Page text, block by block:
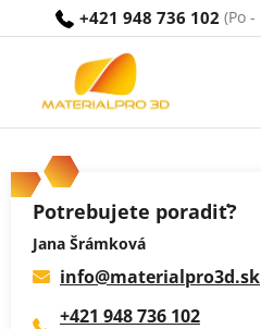
+421 948 736 102
Potrebujete poradiť?
Jana Šrámková
info@materialpro3d.sk
+421 948 736 102